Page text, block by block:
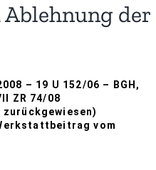
der
– 19 U 152/06 – BGH,
ZR 74/08
vom